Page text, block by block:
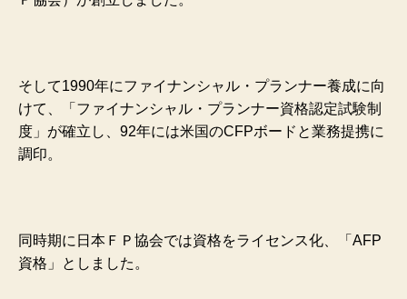
そして1990年にファイナンシャル・プランナー養成に向
けて、「ファイナンシャル・プランナー資格認定試験制
度」が確立し、92年には米国のCFPボードと業務提携に
調印。
同時期に日本ＦＰ協会では資格をライセンス化、「AFP
資格」としました。